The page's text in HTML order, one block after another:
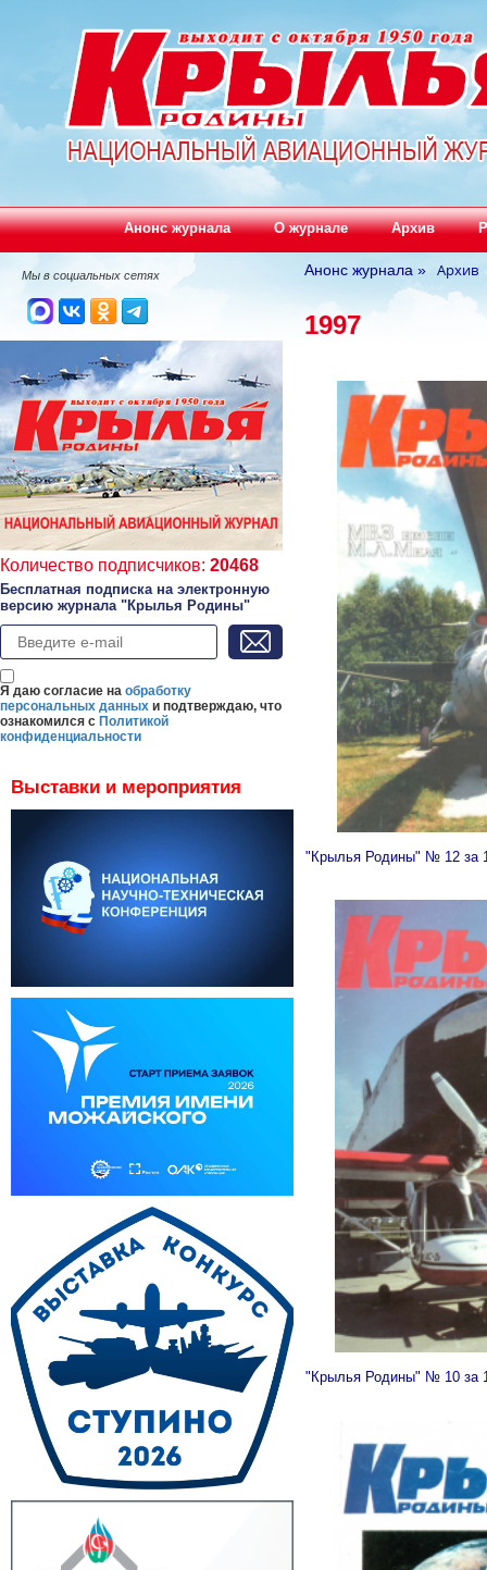
Анонс журнала О журнале Архив
Мы в социальных сетях
Количество подписчиков: 20468
Бесплатная подписка на электронную
версию журнала "Крылья Родины"
Я даю согласие на обработку
персональных данных и подтверждаю, что
ознакомился с Политикой
конфиденциальности
Выставки и мероприятия
Анонс журнала » Архив
1997
"Крылья Родины" № 12 за
"Крылья Родины" № 10 за